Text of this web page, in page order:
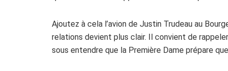
Ajoutez à cela l’avion de Justin Trudeau au
relations devient plus clair. Il convient de
sous entendre que la Première Dame prépare